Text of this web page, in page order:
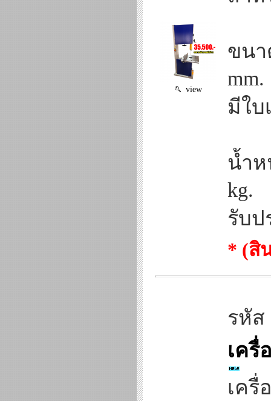
view
ขนา
mm.
มีใบ
น้ำห
kg.
รับป
* (สิ
รหัส
เครื่
เครื่